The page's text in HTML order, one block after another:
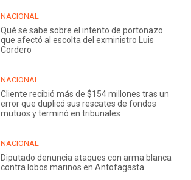
NACIONAL
Qué se sabe sobre el intento de portonazo
que afectó al escolta del exministro Luis
Cordero
NACIONAL
Cliente recibió más de $154 millones tras un
error que duplicó sus rescates de fondos
mutuos y terminó en tribunales
NACIONAL
Diputado denuncia ataques con arma blanca
contra lobos marinos en Antofagasta